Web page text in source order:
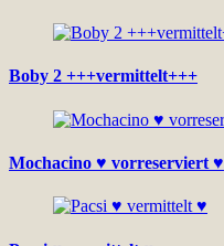
Boby 2 +++vermittelt+++
Mochacino ♥ vorreserviert ♥